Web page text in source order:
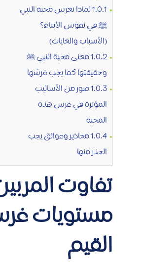
1.0.1لماذا نغرس محبة النبي
ﷺ في نفوس الأبناء؟
(الأسباب والغايات)
1.0.2معنى محبة النبي ﷺ
وحقيقتها كما يجب غرسُها
1.0.3صور من الأساليب
المؤثرة في غرس هذه
المحبة
1.0.4محاذير وعوائق يجب
الحذر منها
تفاوت
مستويات
القيم